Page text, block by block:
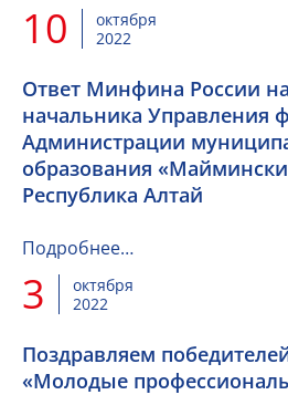
10
октября
2022
Ответ Минфина России
начальника Управления
Администрации
образования
Республика Алтай
Подробнее…
3
октября
2022
Поздравляем
«Молодые